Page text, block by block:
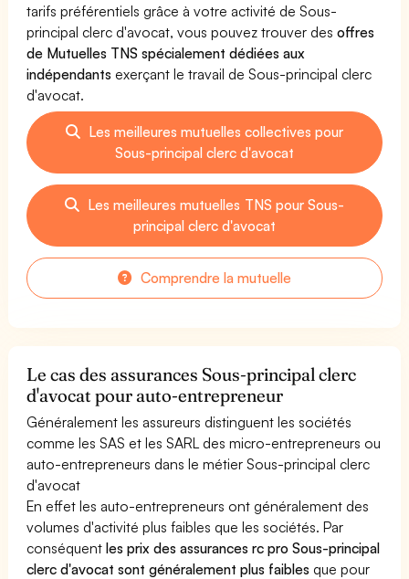
tarifs préférentiels grâce à votre activité de Sous-
principal clerc d'avocat, vous pouvez trouver desoffres
de Mutuelles TNS spécialement dédiées aux
indépendants exerçant le travail de Sous-principal clerc
d'avocat.
Les meilleures mutuelles collectives pour
Sous-principal clerc d'avocat
Les meilleures mutuelles TNS pour Sous-
principal clerc d'avocat
Comprendre la mutuelle
Le cas des assurances Sous-principal clerc
d'avocat pour auto-entrepreneur
Généralement les assureurs distinguent les sociétés
comme les SAS et les SARL des micro-entrepreneurs ou
auto-entrepreneurs dans le métier Sous-principal clerc
d'avocat
En effet les auto-entrepreneurs ont généralement des
volumes d'activité plus faibles que les sociétés. Par
conséquentles prix des assurances rc pro Sous-principal
clerc d'avocat sont généralement plus faibles que pour